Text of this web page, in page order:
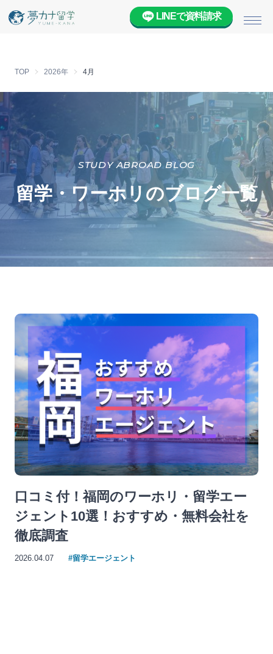
メ
LINEで資料請求
TOP 2026年 4月
STUDY ABROAD BLOG
留学・ワーホリのブログ一覧
口コミ付！福岡のワーホリ・留学エー
ジェント10選！おすすめ・無料会社を
徹底調査
2026.04.07 #留学エージェント